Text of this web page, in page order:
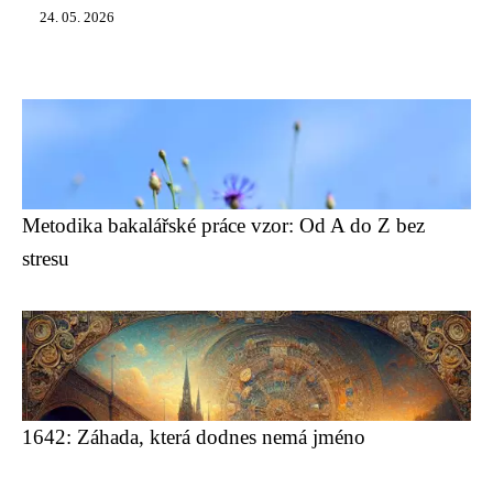
24. 05. 2026
Metodika bakalářské práce vzor: Od A do Z bez
stresu
1642: Záhada, která dodnes nemá jméno